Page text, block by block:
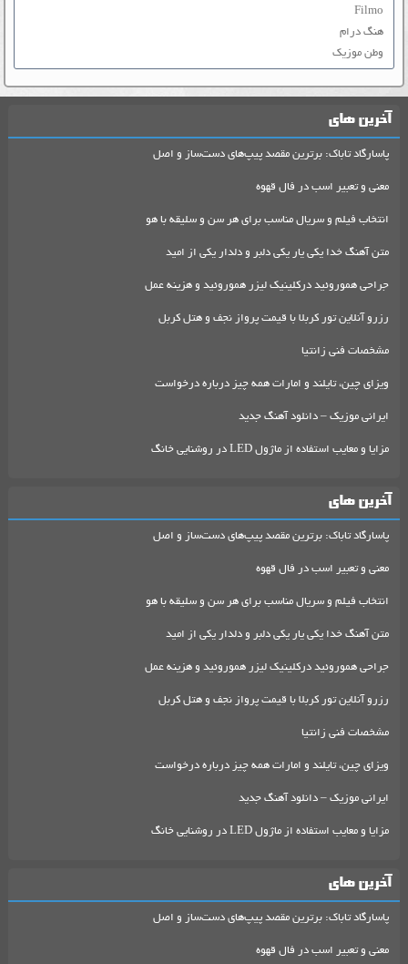
Filmo
هنگ درام
وطن موزیک
آخرین های
پاسارگاد تاباک: برترین مقصد پیپ‌های دست‌ساز و اصل
معنی و تعبیر اسب در فال قهوه
انتخاب فیلم و سریال مناسب برای هر سن و سلیقه با هو
متن آهنگ خدا یکی یار یکی دلبر و دلدار یکی از امید
جراحی هموروئید درکلینیک لیزر هموروئید و هزینه عمل
رزرو آنلاین تور کربلا با قیمت پرواز نجف و هتل کربل
مشخصات فنی زانتیا
ویزای چین، تایلند و امارات همه چیز درباره درخواست
ایرانی موزیک – دانلود آهنگ جدید
مزایا و معایب استفاده از ماژول LED در روشنایی خانگ
آخرین های
پاسارگاد تاباک: برترین مقصد پیپ‌های دست‌ساز و اصل
معنی و تعبیر اسب در فال قهوه
انتخاب فیلم و سریال مناسب برای هر سن و سلیقه با هو
متن آهنگ خدا یکی یار یکی دلبر و دلدار یکی از امید
جراحی هموروئید درکلینیک لیزر هموروئید و هزینه عمل
رزرو آنلاین تور کربلا با قیمت پرواز نجف و هتل کربل
مشخصات فنی زانتیا
ویزای چین، تایلند و امارات همه چیز درباره درخواست
ایرانی موزیک – دانلود آهنگ جدید
مزایا و معایب استفاده از ماژول LED در روشنایی خانگ
آخرین های
پاسارگاد تاباک: برترین مقصد پیپ‌های دست‌ساز و اصل
معنی و تعبیر اسب در فال قهوه